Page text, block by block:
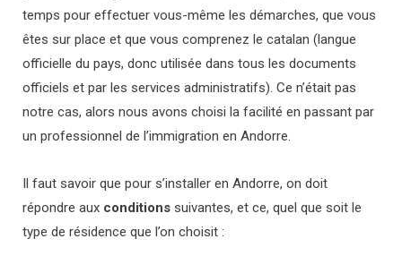
temps pour effectuer vous-même les démarches, que vous
êtes sur place et que vous comprenez le catalan (langue
officielle du pays, donc utilisée dans tous les documents
officiels et par les services administratifs). Ce n’était pas
notre cas, alors nous avons choisi la facilité en passant par
un professionnel de l’immigration en Andorre.
Il faut savoir que pour s’installer en Andorre, on doit
répondre aux conditions suivantes, et ce, quel que soit le
type de résidence que l’on choisit :